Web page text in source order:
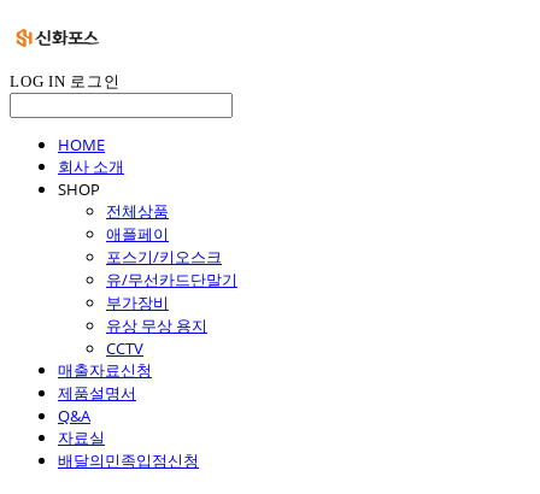
LOG IN 로그인
HOME
회사 소개
SHOP
전체상품
애플페이
포스기/키오스크
유/무선카드단말기
부가장비
유상 무상 용지
CCTV
매출자료신청
제품설명서
Q&A
자료실
배달의민족입점신청